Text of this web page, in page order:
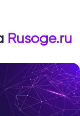
Rusoge.ru